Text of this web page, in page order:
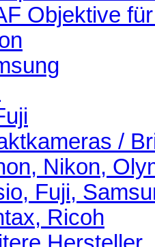
Objektive
/
Nikon,
Fuji,
Ricoh